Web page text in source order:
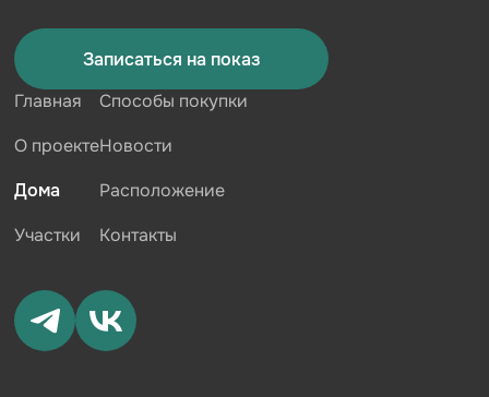
Записаться на показ
Главная
О проекте
Дома
Участки
Способы покупки
Новости
Расположение
Контакты